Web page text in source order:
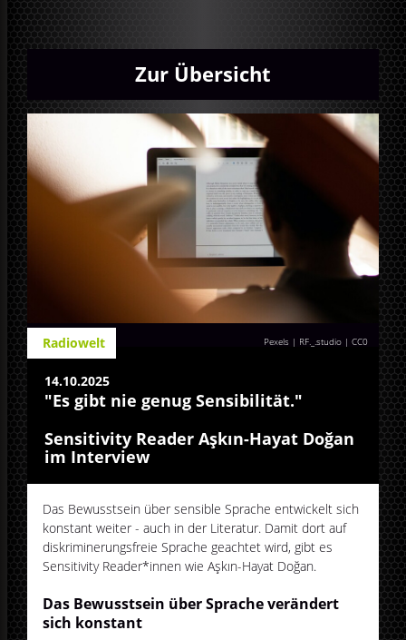
Zur Übersicht
Pexels | RF._.studio |CC0
Radiowelt
14.10.2025
"Es gibt nie genug Sensibilität."
Sensitivity Reader Aşkın-Hayat Doğan
im Interview
Das Bewusstsein über sensible Sprache entwickelt sich
konstant weiter - auch in der Literatur. Damit dort auf
diskriminerungsfreie Sprache geachtet wird, gibt es
Sensitivity Reader*innen wie Aşkın-Hayat Doğan.
Das Bewusstsein über Sprache verändert
sich konstant